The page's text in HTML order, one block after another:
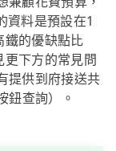
資料是預設在1
鐵的優缺點比
下方的常見問
提供到府接送共
鈕查詢）。